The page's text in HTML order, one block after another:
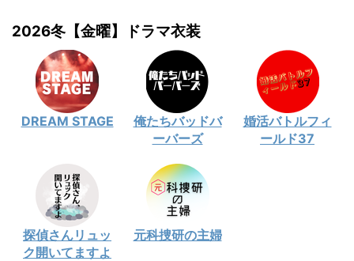
2026冬【金曜】ドラマ衣装
DREAM STAGE
俺たちバッドバ
ーバーズ
婚活バトルフィ
ールド37
探偵さんリュッ
ク開いてますよ
元科捜研の主婦